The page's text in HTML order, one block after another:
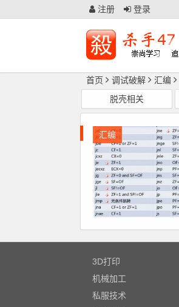
注册 登录
首页 调试破解 汇编
脱壳相关
汇编
3D打印
机械加工
私服技术